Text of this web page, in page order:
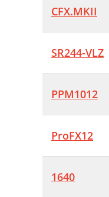
CFX.MKII
SR244-VLZ
PPM1012
ProFX12
1640